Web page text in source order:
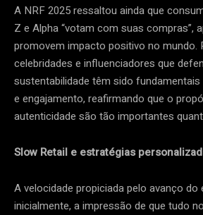
A NRF 2025 ressaltou ainda que
Z e Alpha “votam com suas compras”,
promovem impacto positivo no mundo.
celebridades e influenciadores que
sustentabilidade têm sido fundamentais
e engajamento, reafirmando que o
autenticidade são tão importantes
Slow Retail e estratégias
A velocidade propiciada pelo avanço
inicialmente, a impressão de que tudo